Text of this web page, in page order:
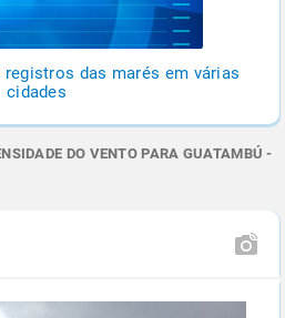
das marés em várias
cidades
DO VENTO PARA GUATAMBÚ -